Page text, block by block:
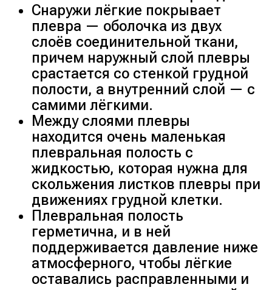
Снаружи лёгкие покрывает
плевра — оболочка из двух
слоёв соединительной ткани,
причем наружный слой плевры
срастается со стенкой грудной
полости, а внутренний слой — с
самими лёгкими.
Между слоями плевры
находится очень маленькая
плевральная полость с
жидкостью, которая нужна для
скольжения листков плевры при
движениях грудной клетки.
Плевральная полость
герметична, и в ней
поддерживается давление ниже
атмосферного, чтобы лёгкие
оставались расправленными и